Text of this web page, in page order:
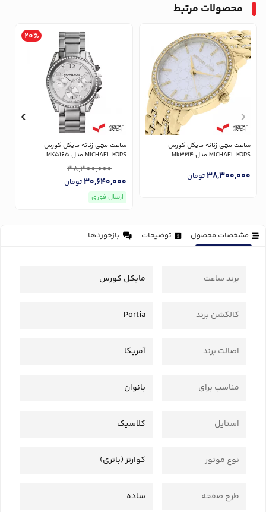
محصولات مرتبط
ساعت مچی زنانه مایکل کورس
MICHAEL KORS مدل Mk3214
38,300,000تومان
ساعت مچی زنانه مایکل کورس
MICHAEL KORS مدل MK5165
20%
38,300,000
30,640,000تومان
ارسال فوری
مشخصات محصول توضیحات بازخوردها
برند ساعت مایکل کورس
کالکشن برند Portia
اصالت برند آمریکا
مناسب برای بانوان
استایل کلاسیک
نوع موتور کوارتز (باتری)
طرح صفحه ساده